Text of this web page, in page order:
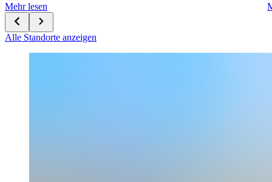
Mehr lesen
Alle Standorte anzeigen